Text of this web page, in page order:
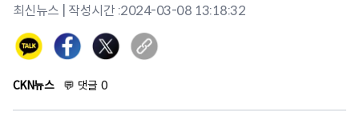
최신뉴스 | 작성시간 :2024-03-08 13:18:32
CKN뉴스 💬 댓글 0